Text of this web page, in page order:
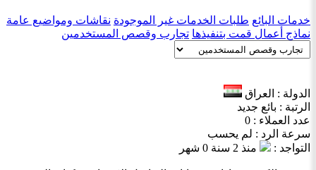
خدمات البائع طلبات الخدمات غير الموجودة نقاشات ومواضيع عامة
نماذج أعمال قمت بتنفيذها تجارب وقصص المستخدمين
الدولة : العراق
الرتبة : بائع جديد
عدد العملاء : 0
سرعة الرد : لم يحسب
التواجد :
منذ 2 سنة 0 شهر